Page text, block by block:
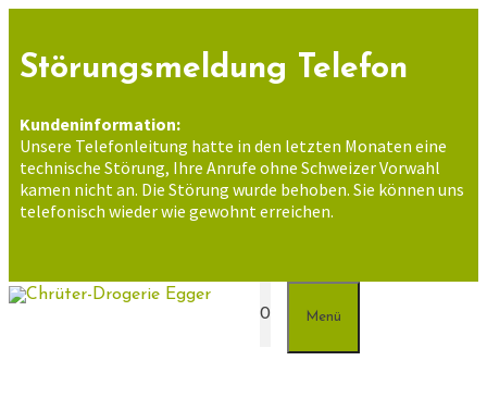
springen
Störungsmeldung Telefon
Kundeninformation:
Unsere Telefonleitung hatte in den letzten Monaten eine
technische Störung, Ihre Anrufe ohne Schweizer Vorwahl
kamen nicht an. Die Störung wurde behoben. Sie können uns
telefonisch wieder wie gewohnt erreichen.
0 Menü